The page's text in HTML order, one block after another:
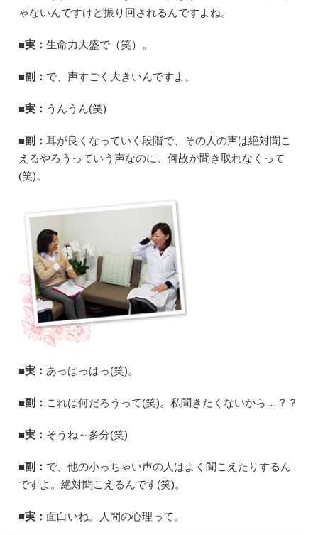
ゃないんですけど振り回されるんですよね。
■実：生命力大盛で（笑）。
■副： で、声すごく大きいんですよ。
■実： うんうん(笑)
■副：耳が良くなっていく段階で、その人の声は絶対聞こ
えるやろうっていう声なのに、何故か聞き取れなくって
(笑)。
■実： あっはっはっ(笑)。
■副： これは何だろうって(笑)。私聞きたくないから…？？
■実： そうね～多分(笑)
■副： で、他の小っちゃい声の人はよく聞こえたりするん
ですよ。絶対聞こえるんです(笑)。
■実：面白いね。人間の心理って。